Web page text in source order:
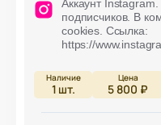
Аккаунт
подписчиков. В
cookies. Ссылка:
https://
1 шт. 5 800 ₽